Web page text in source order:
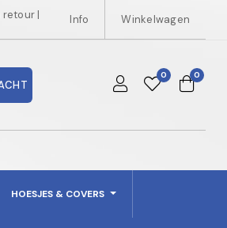
retour | Info Winkelwagen
0 0
HOESJES & COVERS